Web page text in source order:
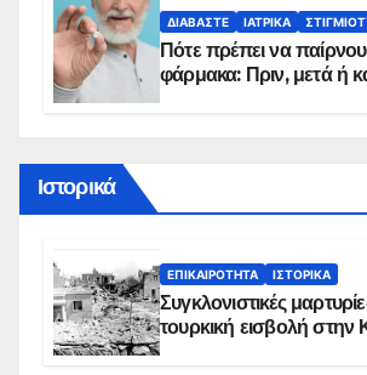
ΔΙΑΒΆΣΤΕ ΙΑΤΡΙΚΆ
Πότε πρέπει να
φάρμακα: Πριν, μετά ή
Ιστορικά
ΕΠΙΚΑΙΡΌΤΗΤΑ ΙΣΤΟΡΙΚΆ
Συγκλονιστικές
τουρκική εισβολή